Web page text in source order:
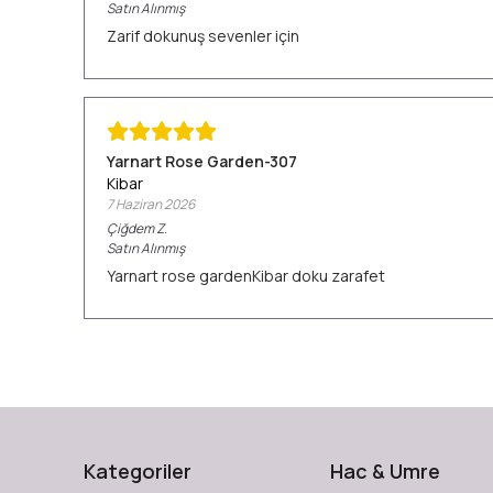
Satın Alınmış
Zarif dokunuş sevenler için
Yarnart Rose Garden-307
Kibar
7 Haziran 2026
ÇiğdemZ.
Satın Alınmış
Yarnart rose gardenKibar doku zarafet
Kategoriler Hac & Umre